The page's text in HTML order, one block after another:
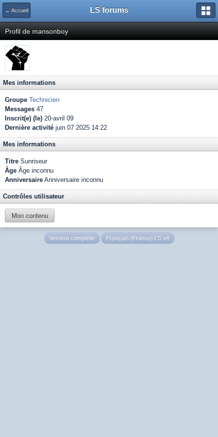
← Accueil LS forums
Profil de mansonboy
Mes informations
Groupe Technicien
Messages 47
Inscrit(e) (le) 20-avril 09
Dernière activité juin 07 2025 14:22
Mes informations
Titre Sunriseur
Âge Âge inconnu
Anniversaire Anniversaire inconnu
Contrôles utilisateur
Mon contenu
Version complète Français (France) LS v4